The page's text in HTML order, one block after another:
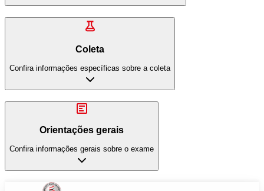
Coleta
Confira informações específicas sobre a coleta
Orientações gerais
Confira informações gerais sobre o exame